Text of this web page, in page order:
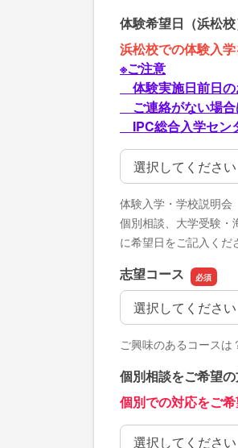
体験希望日（浜松校
浜松校での体験入
※ご注意
体験実施日前日の
ご連絡がない場合
IPC総合入学セ
体験希望日（浜松校）
体験入学・学校説明
個別相談、大学受験・
に希望日をご記入くだ
志望コース
志望コース
ご興味のあるコースは
個別相談をご希望
個別での対応をご
個別相談をご希望の方